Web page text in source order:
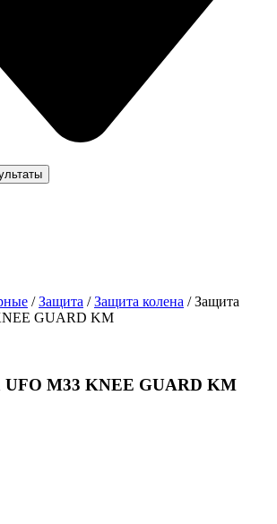
/Защита /Защита колена / Защита
GUARD KM
UFO M33 KNEE GUARD KM